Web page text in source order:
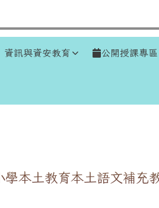
資訊與資安教育 公開授課專區
學本土教育本土語文補充